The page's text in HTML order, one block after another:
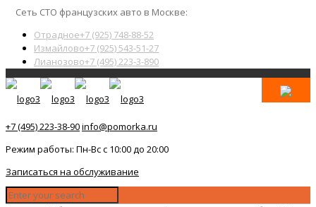
Сеть СТО французских авто в Москве:
Отрадное+7 (925) 748-88-52
Измайлово+7 (925) 543-51-27
Лианозово+7 (495) 223-3-890
+7 (495) 223-38-90info@pomorka.ru
Режим работы: Пн-Вс с 10:00 до 20:00
Записаться на обслуживание